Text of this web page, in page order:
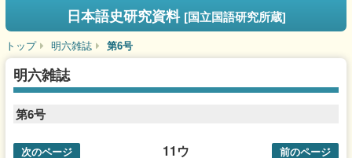
日本語史研究資料 [国立国語研究所蔵]
トップ 明六雑誌 第6号
明六雑誌
第6号
11ウ
次のページ 前のページ